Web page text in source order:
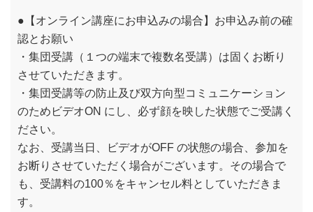
●【オンライン講座にお申込みの場合】お申込み前の確
認とお願い
・集団受講（１つの端末で複数名受講）は固くお断り
させていただきます。
・集団受講等の防止及び双方向型コミュニケーション
のためビデオON にし、必ず顔を映した状態でご受講く
ださい。
なお、受講当日、ビデオがOFF の状態の場合、参加を
お断りさせていただく場合がございます。その場合で
も、受講料の100％をキャンセル料としていただきま
す。